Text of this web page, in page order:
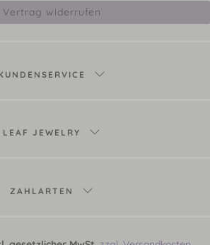
Vertrag widerrufen
LEAF JEWELRY
ZAHLARTEN